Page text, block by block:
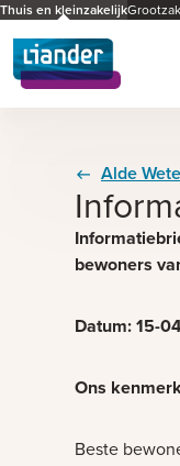
Thuis en kleinzakelijk
Alde
bewoners
Datum: 15-
Ons
Beste